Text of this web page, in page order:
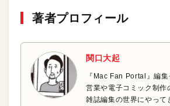
著者プロフィール
関口大起
『Mac Fan Portal』編
営業や電子コミック制作
雑誌編集の世界にやって